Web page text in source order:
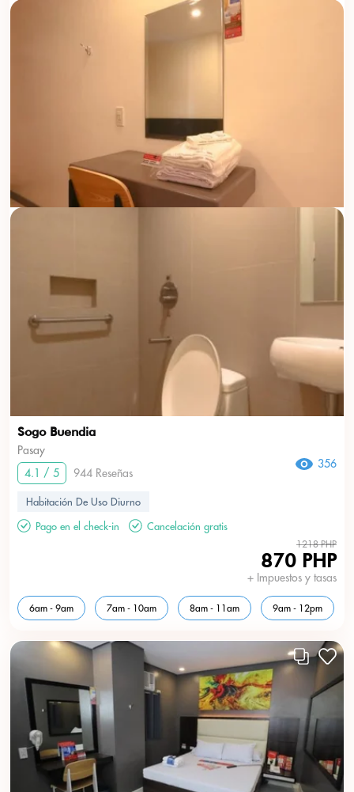
Sogo Buendia
Pasay
4.1 / 5
944 Reseñas
356
Habitación De Uso Diurno
Pago en el check-in
Cancelación gratis
1218 PHP
870 PHP
+ Impuestos y tasas
6am - 9am 7am - 10am 8am - 11am 9am - 12pm